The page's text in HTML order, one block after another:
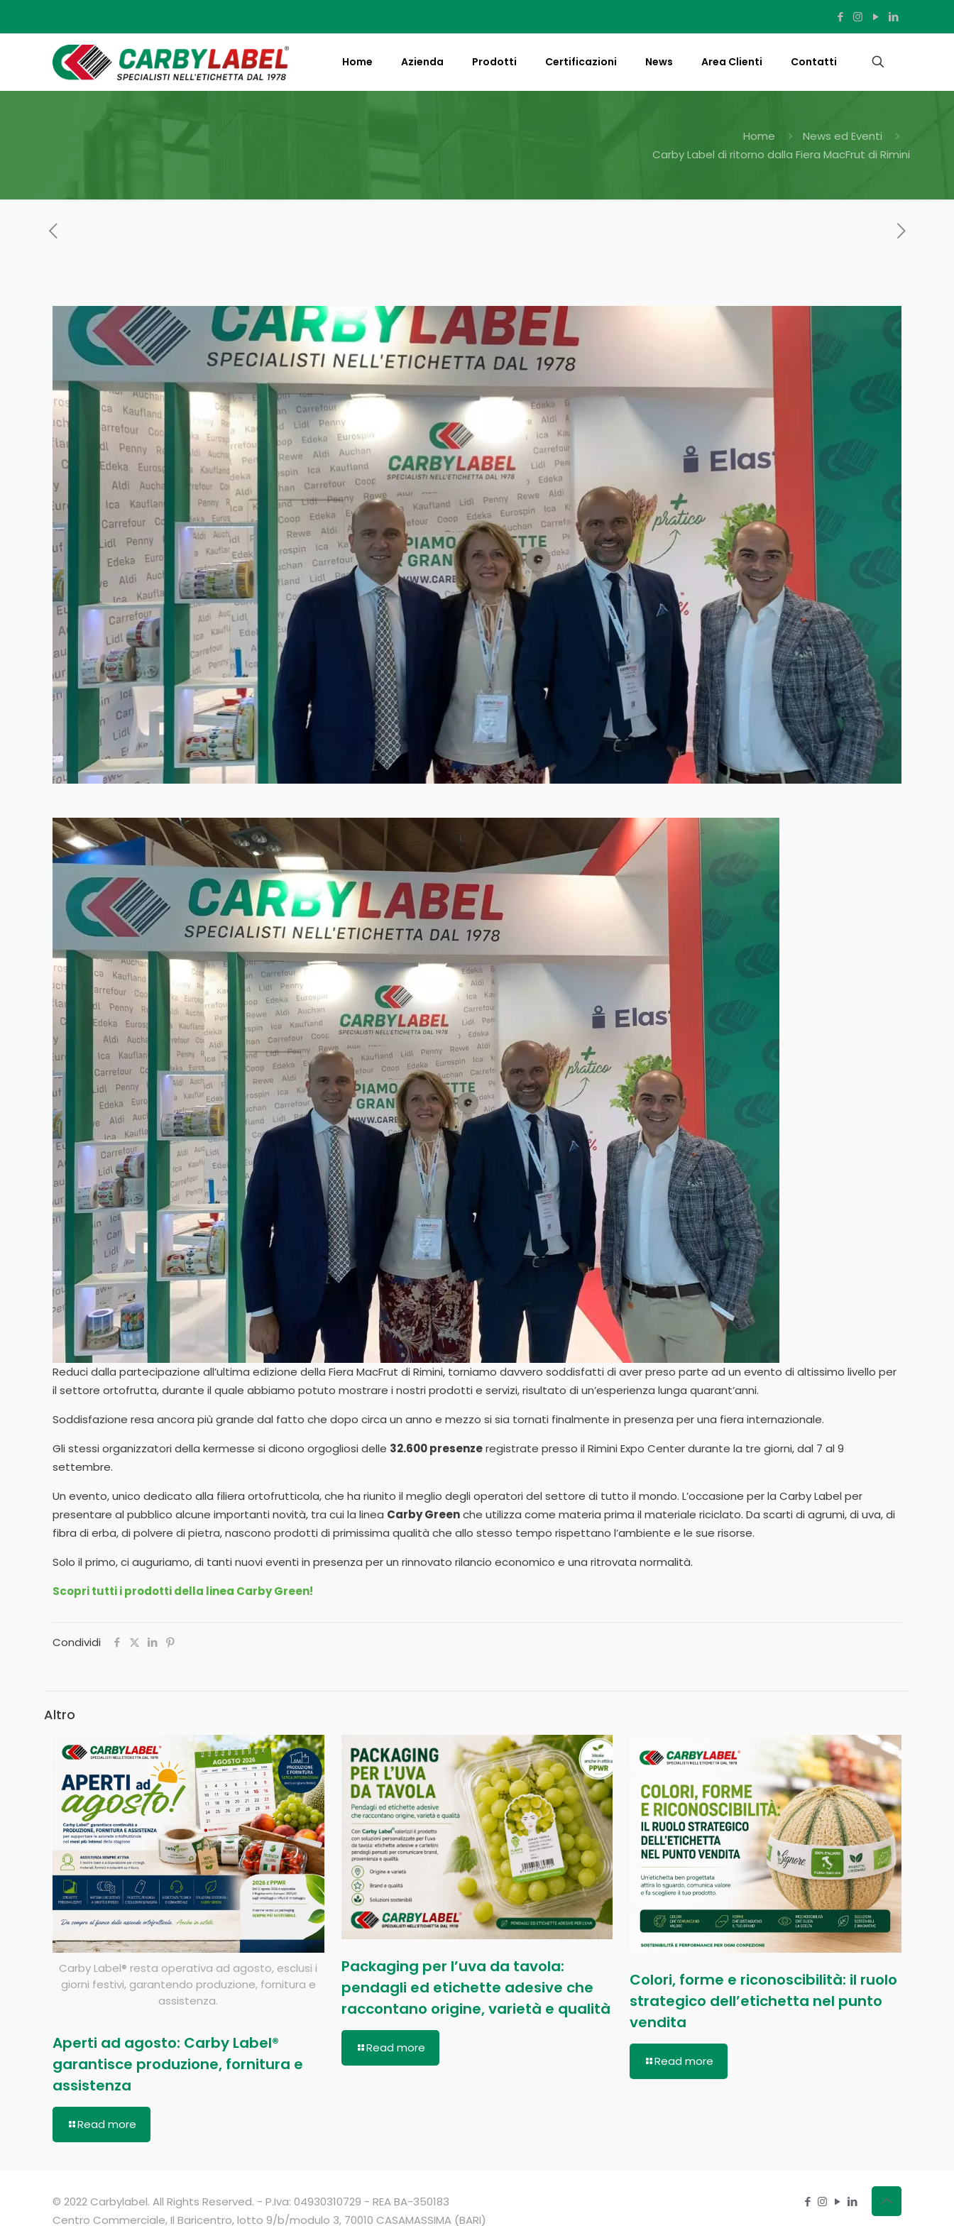
Home Azienda Prodotti Certificazioni News Area Clienti Contatti
Home
News ed Eventi
Carby Label di ritorno dalla Fiera MacFrut di Rimini
Reduci dalla partecipazione all’ultima edizione della Fiera MacFrut di Rimini, torniamo davvero soddisfatti di aver preso parte ad un evento di altissimo livello per
il settore ortofrutta, durante il quale abbiamo potuto mostrare i nostri prodotti e servizi, risultato di un’esperienza lunga quarant’anni.
Soddisfazione resa ancora più grande dal fatto che dopo circa un anno e mezzo si sia tornati finalmente in presenza per una fiera internazionale.
Gli stessi organizzatori della kermesse si dicono orgogliosi delle 32.600 presenzeregistrate presso il Rimini Expo Center durante la tre giorni, dal 7 al 9
settembre.
Un evento, unico dedicato alla filiera ortofrutticola, che ha riunito il meglio degli operatori del settore di tutto il mondo. L’occasione per la Carby Label per
presentare al pubblico alcune importanti novità, tra cui la linea Carby Greenche utilizza come materia prima il materiale riciclato. Da scarti di agrumi, di uva, di
fibra di erba, di polvere di pietra, nascono prodotti di primissima qualità che allo stesso tempo rispettano l’ambiente e le sue risorse.
Solo il primo, ci auguriamo, di tanti nuovi eventi in presenza per un rinnovato rilancio economico e una ritrovata normalità.
Scopri tutti i prodotti della linea Carby Green!
Condividi
Altro
Carby Label® resta operativa ad agosto, esclusi i
giorni festivi, garantendo produzione, fornitura e
assistenza.
Aperti ad agosto: Carby Label®
garantisce produzione, fornitura e
assistenza
Read more
Packaging per l’uva da tavola:
pendagli ed etichette adesive che
raccontano origine, varietà e qualità
Read more
Colori, forme e riconoscibilità: il ruolo
strategico dell’etichetta nel punto
vendita
Read more
© 2022 Carbylabel. All Rights Reserved. - P.Iva: 04930310729 - REA BA-350183
Centro Commerciale, Il Baricentro, lotto 9/b/modulo 3, 70010 CASAMASSIMA (BARI)